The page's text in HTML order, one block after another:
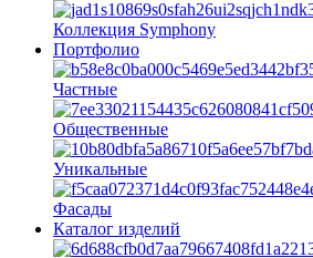
Коллекция Symphony
Портфолио
Частные
Общественные
Уникальные
Фасады
Каталог изделий